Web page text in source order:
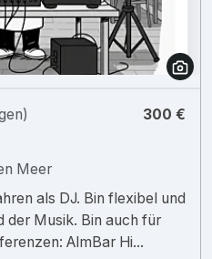
300 €
Meer
als DJ. Bin flexibel und
der Musik. Bin auch für
AlmBar Hi...